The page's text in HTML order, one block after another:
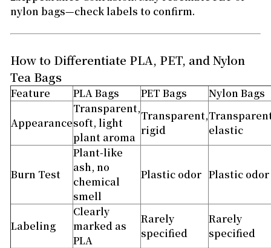
nylon bags—check labels to confirm.
How to Differentiate PLA, PET, and Nylon
Tea Bags
Feature PLA Bags PET Bags Nylon Bags
Appearance
Transparent,
soft, light
plant aroma
Transparent,
rigid
elastic
Burn Test
Plant-like
ash, no
chemical
smell
Plastic odor Plastic odor
Labeling
Clearly
marked as
PLA
Rarely
specified
Rarely
specified